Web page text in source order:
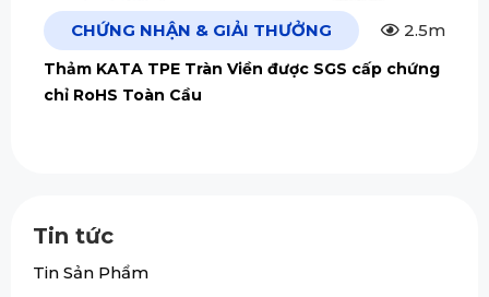
CHỨNG NHẬN & GIẢI THƯỞNG 2.5m
Thảm KATA TPE Tràn Viền được SGS cấp chứng
chỉ RoHS Toàn Cầu
Tin tức
Tin Sản Phẩm